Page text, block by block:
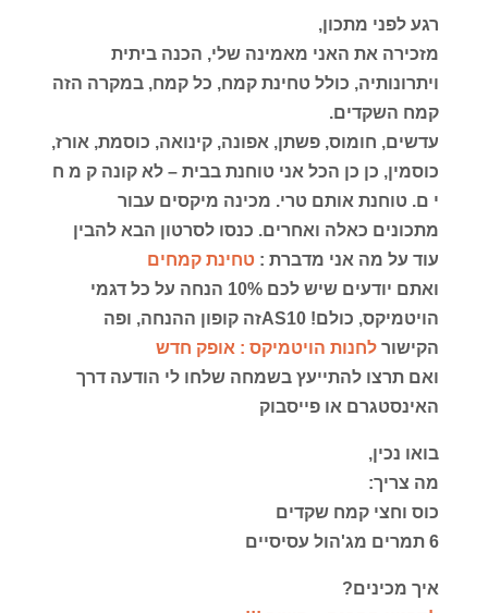
רגע לפני מתכון,
מזכירה את האני מאמינה שלי, הכנה ביתית
ויתרונותיה, כולל טחינת קמח, כל קמח, במקרה הזה
קמח השקדים.
עדשים, חומוס, פשתן, אפונה, קינואה, כוסמת, אורז,
כוסמין, כן כן הכל אני טוחנת בבית – לא קונה ק מ ח
י ם. טוחנת אותם טרי. מכינה מיקסים עבור
מתכונים כאלה ואחרים. כנסו לסרטון הבא להבין
עוד על מה אני מדברת : טחינת קמחים
ואתם יודעים שיש לכם 10% הנחה על כל דגמי
הויטמיקס, כולם! AS10זה קופון ההנחה, ופה
הקישור לחנות הויטמיקס : אופק חדש
ואם תרצו להתייעץ בשמחה שלחו לי הודעה דרך
האינסטגרם או פייסבוק
בואו נכין,
מה צריך:
כוס וחצי קמח שקדים
6 תמרים מג'הול עסיסיים
איך מכינים?